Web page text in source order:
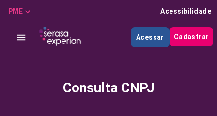
PME Acessibilidade
Acessar Cadastrar
Consulta CNPJ